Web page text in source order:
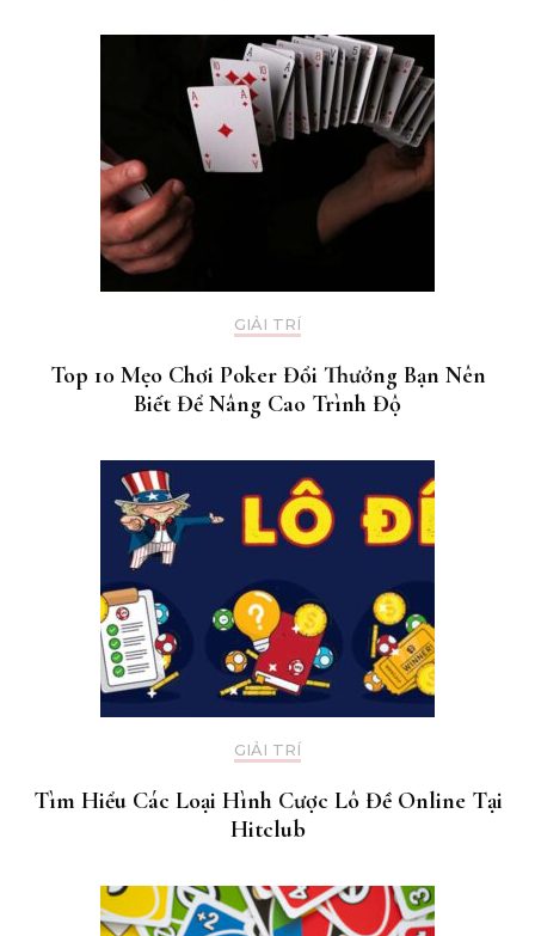
GIẢI TRÍ
Top 10 Mẹo Chơi Poker Đổi Thưởng Bạn Nên
Biết Để Nâng Cao Trình Độ
GIẢI TRÍ
Tìm Hiểu Các Loại Hình Cược Lô Đề Online Tại
Hitclub